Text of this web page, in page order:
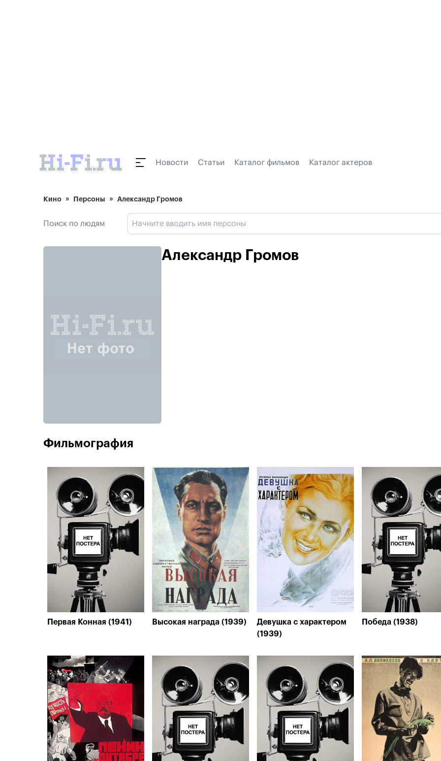
Новости Статьи Каталог фильмов Каталог актеров
Кино Персоны Александр Громов
Поиск по людям
Александр Громов
Фильмография
Первая Конная (1941) Высокая награда (1939)
Девушка с характером
(1939)
Победа (1938)